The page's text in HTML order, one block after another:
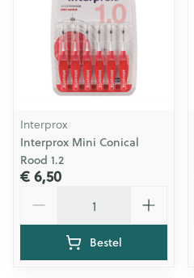
Interprox
Interprox Mini Conical
Rood 1.2
€ 6,50
Bestel